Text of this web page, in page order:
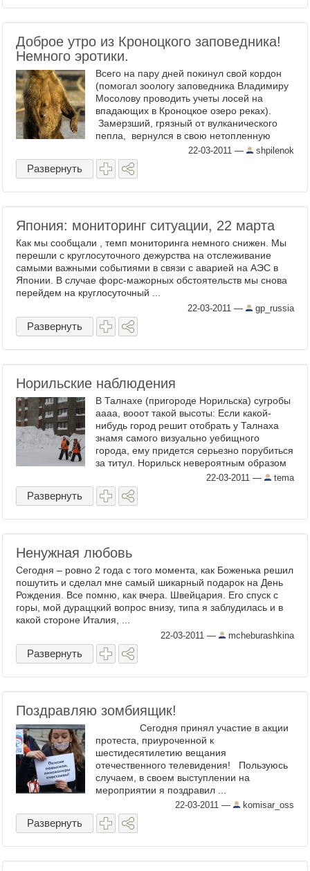
Доброе утро из Кроноцкого заповедника!
Немного эротики.
Всего на пару дней покинул свой кордон
(помогал зоологу заповедника Владимиру
Мосолову проводить учеты лосей на
впадающих в Кроноцкое озеро реках).
Замерзший, грязный от вулканического
пепла, вернулся в свою нетопленную
22-03-2011 — shpilenok
Развернуть
Япония: мониторинг ситуации, 22 марта
Как мы сообщали , темп мониторинга немного снижен. Мы
перешли с круглосуточного дежурства на отслеживание
самыми важными событиями в связи с аварией на АЭС в
Японии. В случае форс-мажорных обстоятельств мы снова
перейдем на круглосуточный ...
22-03-2011 — gp_russia
Развернуть
Норильские наблюдения
В Талнахе (пригороде Норильска) сугробы
аааа, вооот такой высоты: Если какой-
нибудь город решит отобрать у Талнаха
знамя самого визуально уебищного
города, ему придется серьезно порубиться
за титул. Норильск невероятным образом
22-03-2011 — tema
Развернуть
Ненужная любовь
Сегодня – ровно 2 года с того момента, как Боженька решил
пошутить и сделал мне самый шикарный подарок на День
Рождения. Все помню, как вчера. Швейцария. Его спуск с
горы, мой дураццкий вопрос внизу, типа я заблудилась и в
какой стороне Италия, ...
22-03-2011 — mcheburashkina
Развернуть
Поздравляю зомбиящик!
Сегодня принял участие в акции
протеста, приуроченной к
шестидесятилетию вещания
отечественного телевидения! Пользуюсь
случаем, в своем выступлении на
мероприятии я поздравил ...
22-03-2011 — komisar_oss
Развернуть